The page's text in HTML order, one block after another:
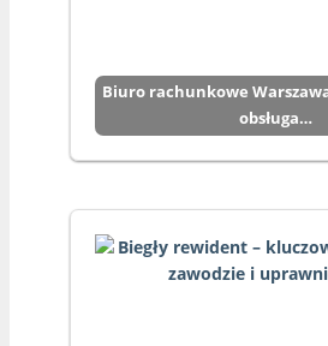
Biuro rachunkowe Warszawa
obsługa…